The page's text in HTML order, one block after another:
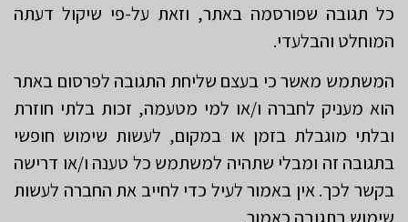
כל תגובה שפורסמה באתר, וזאת על-פי שיקול דעתה
המוחלט והבלעדי.
המשתמש מאשר כי בעצם שליחת התגובה לפרסום באתר
הוא מעניק לחברה ו/או למי מטעמה, זכות בלתי חוזרת
ובלתי מוגבלת בזמן או במקום, לעשות שימוש חופשי
בתגובה זה ומבלי שתהיה למשתמש כל טענה ו/או דרישה
בקשר לכך. אין באמור לעיל כדי לחייב את החברה לעשות